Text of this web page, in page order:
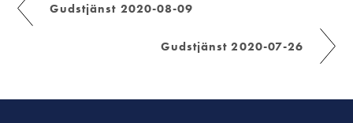
Gudstjänst 2020-08-09
Gudstjänst 2020-07-26